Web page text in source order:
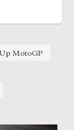
MotoGP